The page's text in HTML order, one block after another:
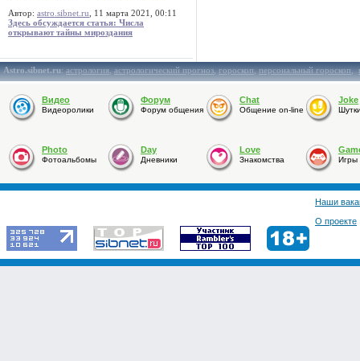
Автор: astro.sibnet.ru , 11 марта 2021, 00:11
Здесь обсуждается статья: Числа
открывают тайны мироздания
Astro.sibnet.ru:астрология,астрологический прогноз,гороскоп,персональный гороскоп,
Видео
Видеоролики
Форум
Форум общения
Chat
Общение on-line
Joke
Photo
Фотоальбомы
Day
Дневники
Love
Знакомства Игры
Наши
О проекте